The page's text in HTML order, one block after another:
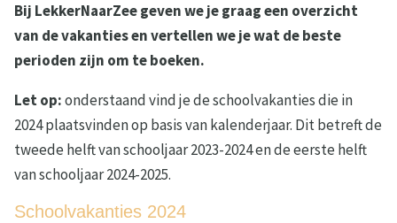
Bij LekkerNaarZee geven we je graag een overzicht
van de vakanties en vertellen we je wat de beste
perioden zijn om te boeken.
Let op:onderstaand vind je de schoolvakanties die in
2024 plaatsvinden op basis van kalenderjaar. Dit betreft de
tweede helft van schooljaar 2023-2024 en de eerste helft
van schooljaar 2024-2025.
Schoolvakanties 2024